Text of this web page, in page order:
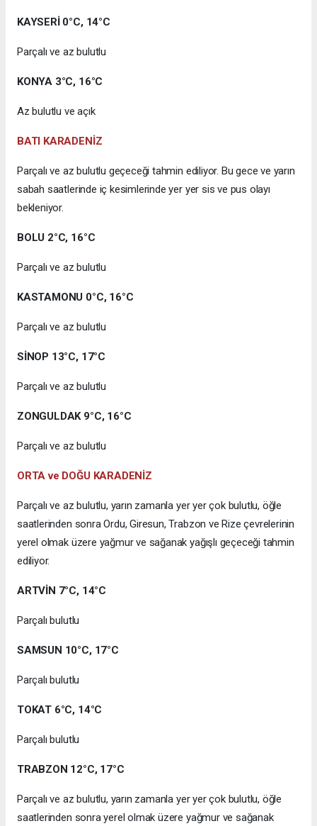
KAYSERİ 0°C, 14°C
Parçalı ve az bulutlu
KONYA 3°C, 16°C
Az bulutlu ve açık
BATI KARADENİZ
Parçalı ve az bulutlu geçeceği tahmin ediliyor. Bu gece ve yarın
sabah saatlerinde iç kesimlerinde yer yer sis ve pus olayı
bekleniyor.
BOLU 2°C, 16°C
Parçalı ve az bulutlu
KASTAMONU 0°C, 16°C
Parçalı ve az bulutlu
SİNOP 13°C, 17°C
Parçalı ve az bulutlu
ZONGULDAK 9°C, 16°C
Parçalı ve az bulutlu
ORTA ve DOĞU KARADENİZ
Parçalı ve az bulutlu, yarın zamanla yer yer çok bulutlu, öğle
saatlerinden sonra Ordu, Giresun, Trabzon ve Rize çevrelerinin
yerel olmak üzere yağmur ve sağanak yağışlı geçeceği tahmin
ediliyor.
ARTVİN 7°C, 14°C
Parçalı bulutlu
SAMSUN 10°C, 17°C
Parçalı bulutlu
TOKAT 6°C, 14°C
Parçalı bulutlu
TRABZON 12°C, 17°C
Parçalı ve az bulutlu, yarın zamanla yer yer çok bulutlu, öğle
saatlerinden sonra yerel olmak üzere yağmur ve sağanak